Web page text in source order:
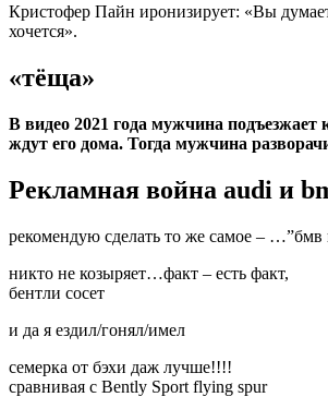
Кристофер Пайн иронизирует: «Вы
хочется».
«тёща»
В видео 2021 года мужчина
ждут его дома. Тогда мужчина
Рекламная война audi и
рекомендую сделать то же самое – …”бмв
никто не козыряет…факт – есть факт,
бентли сосет
и да я ездил/гонял/имел
семерка от бэхи даж лучше!!!!
сравнивая с Bently Sport flying spur